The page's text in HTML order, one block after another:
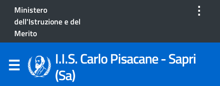
Ministero
dell'Istruzione e del
Merito
⋮
I.I.S. Carlo Pisacane - Sapri
(Sa)